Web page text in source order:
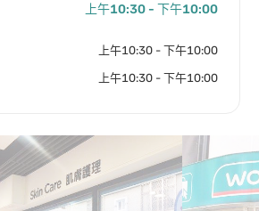
上午10:30 - 下午10:00
上午10:30 - 下午10:00
上午10:30 - 下午10:00